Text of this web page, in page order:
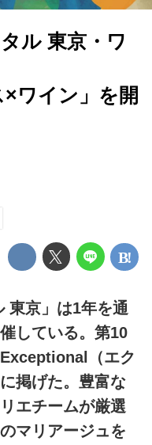
ル 東京・ワ
ワイン」を開
東京」は1年を通
している。第10
（エク
掲げた。豊富な
エチームが厳選
マリアージュを